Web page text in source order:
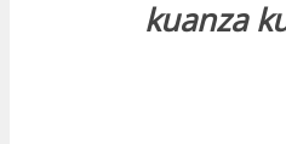
kuanza